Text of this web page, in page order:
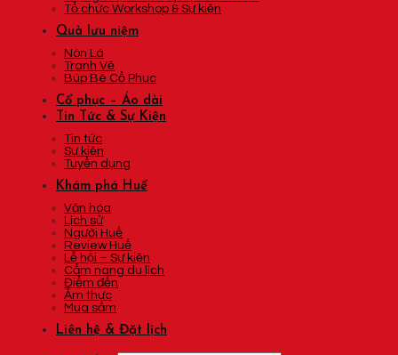
Tổ chức Workshop & Sự kiện
Quà lưu niệm
Nón Lá
Tranh Vẽ
Búp Bê Cổ Phục
Cổ phục – Áo dài
Tin Tức & Sự Kiện
Tin tức
Sự kiện
Tuyển dụng
Khám phá Huế
Văn hóa
Lịch sử
Người Huế
Review Huế
Lễ hội – Sự kiện
Cẩm nang du lịch
Điểm đến
Ẩm thực
Mua sắm
Liên hệ & Đặt lịch